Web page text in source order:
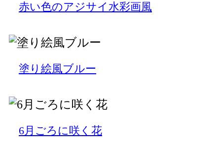
赤い色のアジサイ水彩画風
塗り絵風ブルー
6月ごろに咲く花